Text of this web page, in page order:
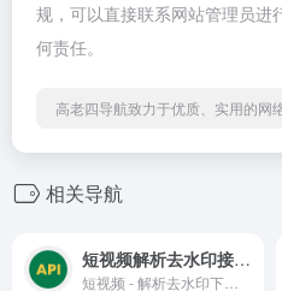
规，可以直接联系网站管理员进
何责任。
高老四导航致力于优质、实用的网
相关导航
短视频解析去水印接口平台